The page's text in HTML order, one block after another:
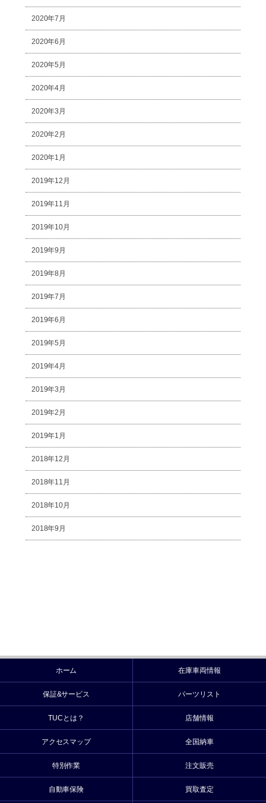
2020年7月
2020年6月
2020年5月
2020年4月
2020年3月
2020年2月
2020年1月
2019年12月
2019年11月
2019年10月
2019年9月
2019年8月
2019年7月
2019年6月
2019年5月
2019年4月
2019年3月
2019年2月
2019年1月
2018年12月
2018年11月
2018年10月
2018年9月
ホーム 在庫車両情報
保証&サービス パーツリスト
TUCとは？ 店舗情報
アクセスマップ 全国納車
特別作業 注文販売
自動車保険 買取査定